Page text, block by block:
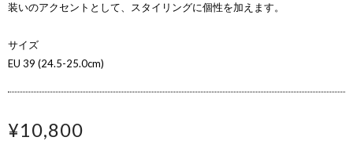
装いのアクセントとして、スタイリングに個性を加えます。
サイズ
EU 39 (24.5-25.0cm)
¥10,800